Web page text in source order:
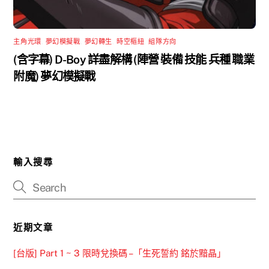
主角光環 夢幻模擬戰 夢幻轉生 時空樞紐 ,組隊方向
(含字幕) D-Boy 詳盡解構 (陣營 裝備 技能 兵種 職業
附魔) 夢幻模擬戰
輸入搜尋
近期文章
[台版] Part 1 ~ 3 限時兌換碼 –「生死誓約 銘於黯晶」